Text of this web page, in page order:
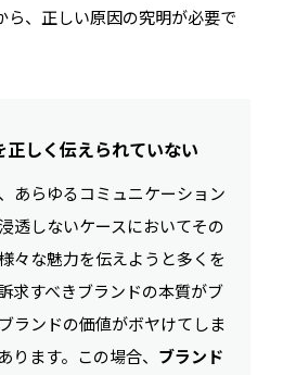
ら、正しい原因の究明が必要で
しく伝えられていない
あらゆるコミュニケーション
透しないケースにおいてその
々な魅力を伝えようと多くを
求すべきブランドの本質がブ
ランドの価値がボヤけてしま
ります。この場合、 ブランド